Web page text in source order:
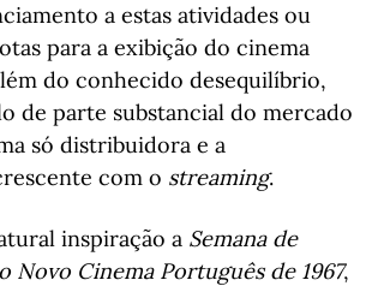
a estas atividades ou
para a exibição do cinema
do conhecido desequilíbrio,
de parte substancial do mercado
só distribuidora e a
com o streaming.
inspiração a Semana de
Novo Cinema Português de 1967,